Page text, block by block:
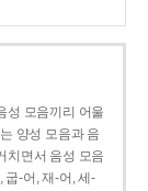
성 모음끼리 어울
양성 모음과 음
치면서 음성 모음
굽-어, 재-어, 세-